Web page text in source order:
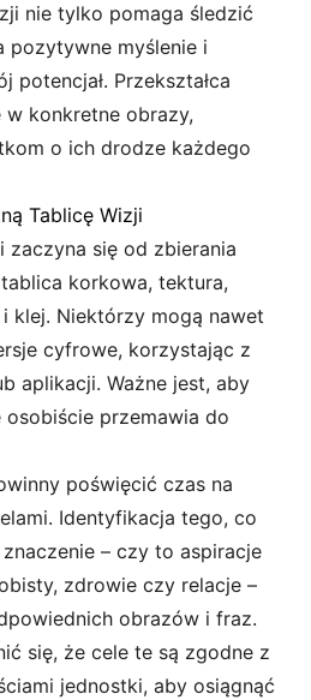
nie tylko pomaga śledzić
pozytywne myślenie i
potencjał. Przekształca
konkretne obrazy,
o ich drodze każdego
Tablicę Wizji
się od zbierania
korkowa, tektura,
klej. Niektórzy mogą nawet
cyfrowe, korzystając z
aplikacji. Ważne jest, aby
przemawia do
poświęcić czas na
Identyfikacja tego, co
– czy to aspiracje
zdrowie czy relacje –
obrazów i fraz.
się, że cele te są zgodne z
jednostki, aby osiągnąć